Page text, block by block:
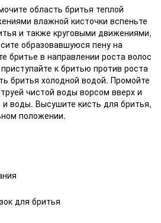
область бритья теплой
влажной кисточки вспеньте
и также круговыми движениями,
образовавшуюся пену на
бритье в направлении роста волос
к бритью против роста
бритья холодной водой. Промойте
чистой воды ворсом вверх и
воды. Высушите кисть для бритья,
положении.
для бритья